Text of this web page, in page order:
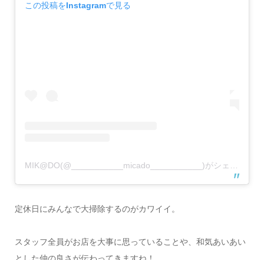
この投稿をInstagramで見る
定休日にみんなで大掃除するのがカワイイ。
スタッフ全員がお店を大事に思っていることや、和気あいあい